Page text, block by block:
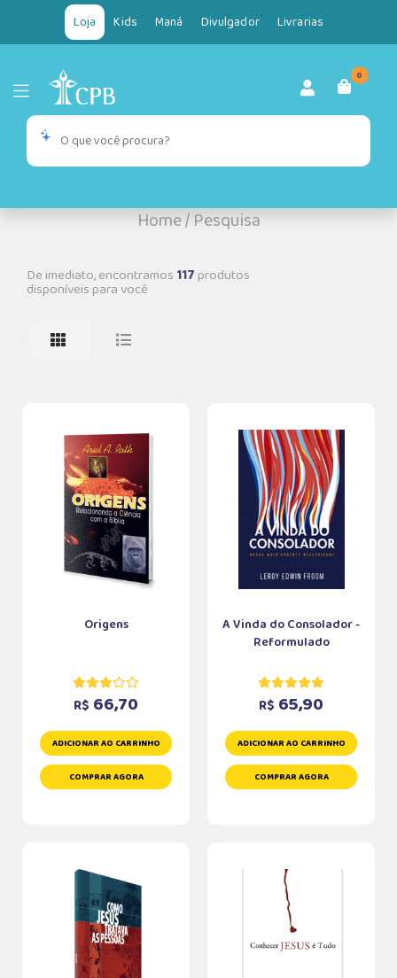
Loja Kids Maná Divulgador Livrarias
0
Home/Pesquisa
De imediato, encontramos 117produtos
disponíveis para você
Origens
R$ 66,70
ADICIONAR AO CARRINHO
COMPRAR AGORA
A Vinda do Consolador -
Reformulado
R$ 65,90
ADICIONAR AO CARRINHO
COMPRAR AGORA